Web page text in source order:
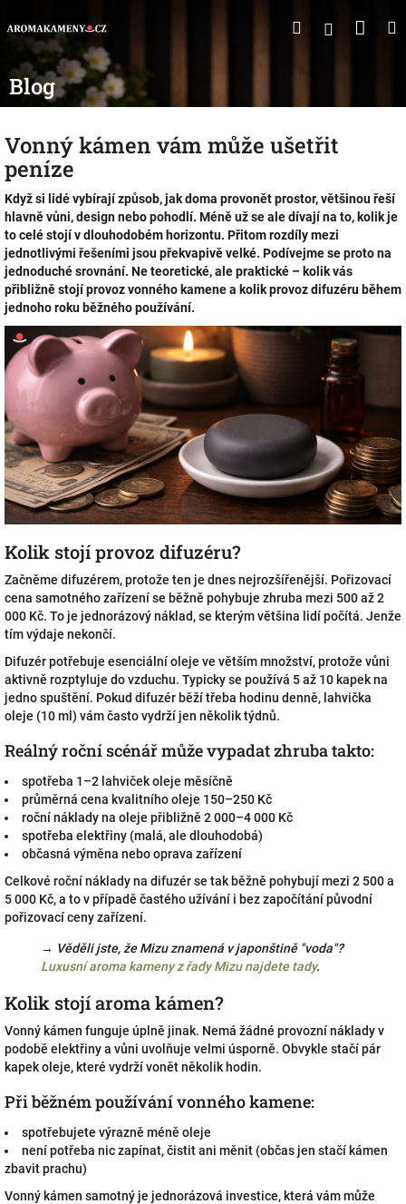
na
HledatPřihlášení
Blog
Vonný kámen vám může ušetřit
peníze
Když si lidé vybírají způsob, jak doma provonět prostor, většinou řeší
hlavně vůni, design nebo pohodlí. Méně už se ale dívají na to, kolik je
to celé stojí v dlouhodobém horizontu. Přitom rozdíly mezi
jednotlivými řešeními jsou překvapivě velké. Podívejme se proto na
jednoduché srovnání. Ne teoretické, ale praktické – kolik vás
přibližně stojí provoz vonného kamene a kolik provoz difuzéru během
jednoho roku běžného používání.
Kolik stojí provoz difuzéru?
Začněme difuzérem, protože ten je dnes nejrozšířenější. Pořizovací
cena samotného zařízení se běžně pohybuje zhruba mezi 500 až 2
000 Kč. To je jednorázový náklad, se kterým většina lidí počítá. Jenže
tím výdaje nekončí.
Difuzér potřebuje esenciální oleje ve větším množství, protože vůni
aktivně rozptyluje do vzduchu. Typicky se používá 5 až 10 kapek na
jedno spuštění. Pokud difuzér běží třeba hodinu denně, lahvička
oleje (10 ml) vám často vydrží jen několik týdnů.
Reálný roční scénář může vypadat zhruba takto:
spotřeba 1–2 lahviček oleje měsíčně
průměrná cena kvalitního oleje 150–250 Kč
roční náklady na oleje přibližně 2 000–4 000 Kč
spotřeba elektřiny (malá, ale dlouhodobá)
občasná výměna nebo oprava zařízení
Celkové roční náklady na difuzér se tak běžně pohybují mezi 2 500 a
5 000 Kč, a to v případě častého užívání i bez započítání původní
pořizovací ceny zařízení.
→ Věděli jste, že Mizu znamená v japonštině "voda"?
Luxusní aroma kameny z řady Mizu najdete tady.
Kolik stojí aroma kámen?
Vonný kámen funguje úplně jinak. Nemá žádné provozní náklady v
podobě elektřiny a vůni uvolňuje velmi úsporně. Obvykle stačí pár
kapek oleje, které vydrží vonět několik hodin.
Při běžném používání vonného kamene:
spotřebujete výrazně méně oleje
není potřeba nic zapínat, čistit ani měnit (občas jen stačí kámen
zbavit prachu)
Vonný kámen samotný je jednorázová investice, která vám může